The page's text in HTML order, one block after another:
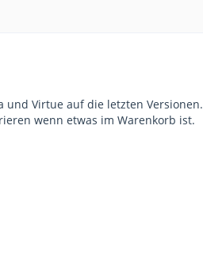
und Virtue auf die letzten Versionen.
wenn etwas im Warenkorb ist.